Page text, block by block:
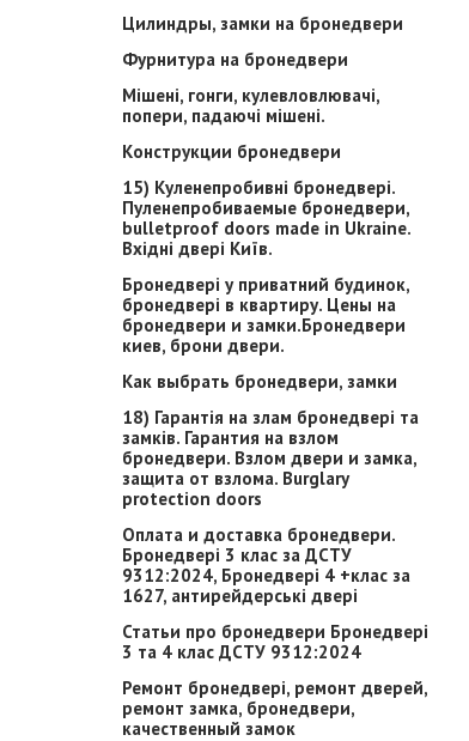
Цилиндры, замки на бронедвери
Фурнитура на бронедвери
Мішені, гонги, кулевловлювачі,
попери, падаючі мішені.
Конструкции бронедвери
15) Куленепробивні бронедвері.
Пуленепробиваемые бронедвери,
bulletproof doors made in Ukraine.
Вхідні двері Київ.
Бронедвері у приватний будинок,
бронедвері в квартиру. Цены на
бронедвери и замки.Бронедвери
киев, брони двери.
Как выбрать бронедвери, замки
18) Гарантія на злам бронедвері та
замків. Гарантия на взлом
бронедвери. Взлом двери и замка,
защита от взлома. Burglary
protection doors
Оплата и доставка бронедвери.
Бронедвері 3 клас за ДСТУ
9312:2024, Бронедвері 4 +клас за
1627, антирейдерські двері
Статьи про бронедвери Бронедвері
3 та 4 клас ДСТУ 9312:2024
Ремонт бронедвері, ремонт дверей,
ремонт замка, бронедвери,
качественный замок